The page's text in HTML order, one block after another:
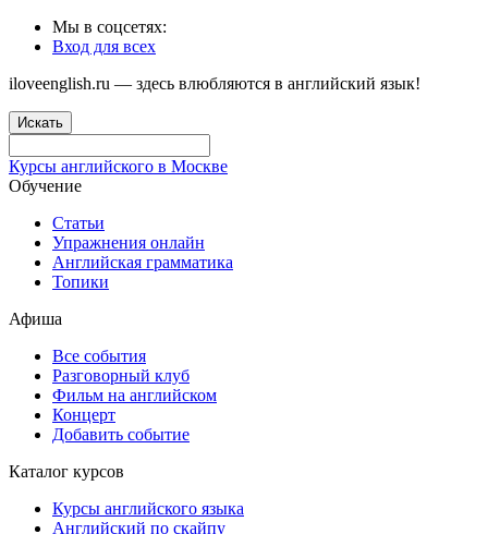
Мы в соцсетях:
Вход для всех
iloveenglish.ru — здесь влюбляются в английский язык!
Искать
Курсы английского в Москве
Обучение
Статьи
Упражнения онлайн
Английская грамматика
Топики
Афиша
Все события
Разговорный клуб
Фильм на английском
Концерт
Добавить событие
Каталог курсов
Курсы английского языка
Английский по скайпу